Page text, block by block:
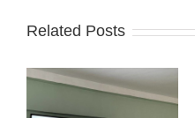
Related Posts